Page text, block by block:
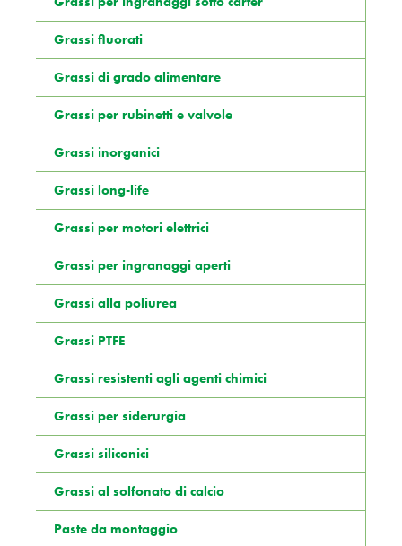
Grassi fluorati
Grassi di grado alimentare
Grassi per rubinetti e valvole
Grassi inorganici
Grassi long-life
Grassi per motori elettrici
Grassi per ingranaggi aperti
Grassi alla poliurea
Grassi PTFE
Grassi resistenti agli agenti chimici
Grassi per siderurgia
Grassi siliconici
Grassi al solfonato di calcio
Paste da montaggio